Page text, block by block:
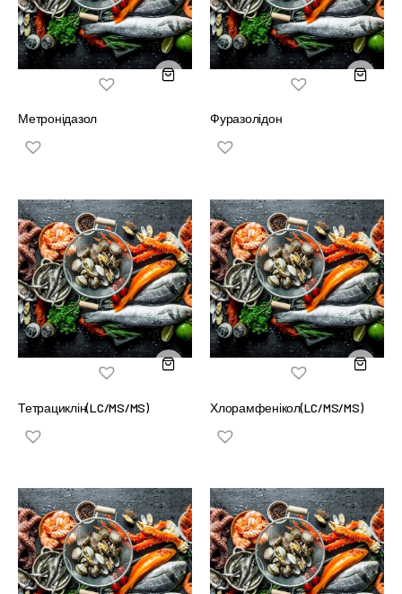
Метронідазол Фуразолідон
Тетрациклін(LC/MS/MS) Хлорамфенікол(LC/MS/MS)